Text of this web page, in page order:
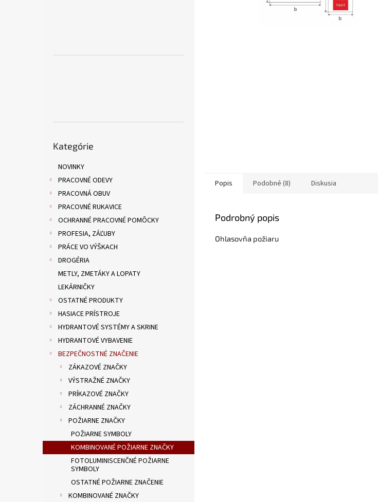
kategórie
Kategórie
NOVINKY
PRACOVNÉ ODEVY
PRACOVNÁ OBUV
PRACOVNÉ RUKAVICE
OCHRANNÉ PRACOVNÉ POMÔCKY
PROFESIA, ZÁĽUBY
PRÁCE VO VÝŠKACH
DROGÉRIA
METLY, ZMETÁKY A LOPATY
LEKÁRNIČKY
OSTATNÉ PRODUKTY
HASIACE PRÍSTROJE
HYDRANTOVÉ SYSTÉMY A SKRINE
HYDRANTOVÉ VYBAVENIE
BEZPEČNOSTNÉ ZNAČENIE
ZÁKAZOVÉ ZNAČKY
VÝSTRAŽNÉ ZNAČKY
PRÍKAZOVÉ ZNAČKY
ZÁCHRANNÉ ZNAČKY
POŽIARNE ZNAČKY
POŽIARNE SYMBOLY
KOMBINOVANÉ POŽIARNE ZNAČKY
FOTOLUMINISCENČNÉ POŽIARNE
SYMBOLY
OSTATNÉ POŽIARNE ZNAČENIE
KOMBINOVANÉ ZNAČKY
Popis Podobné (8) Diskusia
Podrobný popis
Ohlasovňa požiaru